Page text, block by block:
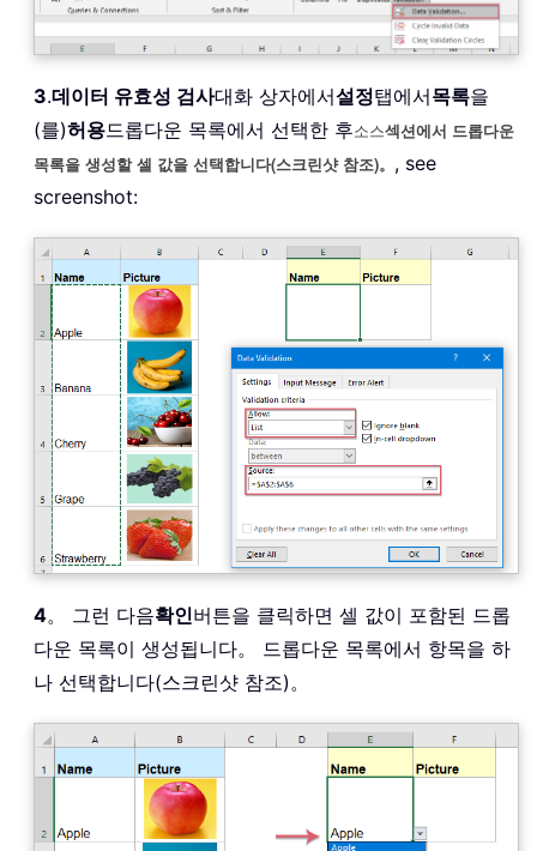
3.데이터 유효성 검사대화 상자에서설정탭에서목록을
(를)허용드롭다운 목록에서 선택한 후소스섹션에서 드롭다운
목록을 생성할 셀 값을 선택합니다(스크린샷 참조)。 , see
screenshot:
4。 그런 다음확인버튼을 클릭하면 셀 값이 포함된 드롭
다운 목록이 생성됩니다。 드롭다운 목록에서 항목을 하
나 선택합니다(스크린샷 참조)。